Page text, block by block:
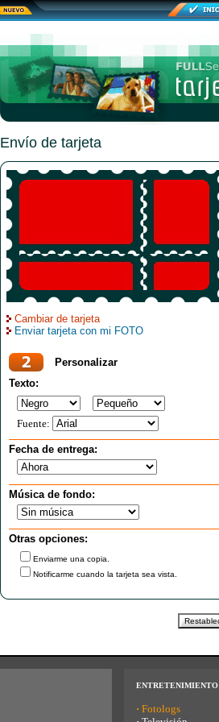
Envío de tarjeta
Cambiar de tarjeta
Enviar tarjeta con mi FOTO
Personalizar
Texto:
Fuente:
Fecha de entrega:
Música de fondo:
Otras opciones:
Enviarme una copia.
Notificarme cuando la tarjeta sea vista.
ENTRETENIMIENTO
· Fotologs